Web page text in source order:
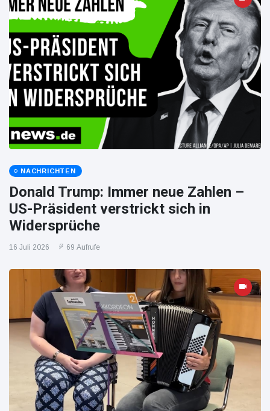
NACHRICHTEN
Donald Trump: Immer neue Zahlen –
US-Präsident verstrickt sich in
Widersprüche
16 Juli 2026 69 Aufrufe